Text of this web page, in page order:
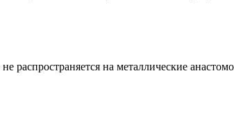
на металлические